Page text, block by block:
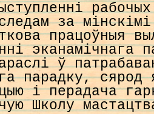
за
працоўныя
эканамічнага
ў
парадку, сярод
і перадача
Школу